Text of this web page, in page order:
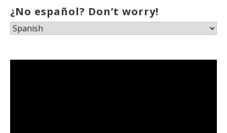
¿No español? Don’t worry!